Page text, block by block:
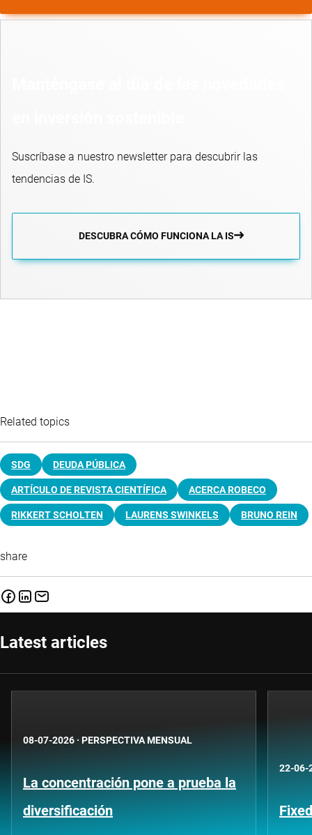
Suscríbase a nuestro newsletter para descubrir las
tendencias de IS.
DESCUBRA CÓMO FUNCIONA LA IS
Related topics
SDG DEUDA PÚBLICA
ARTÍCULO DE REVISTA CIENTÍFICA ACERCA ROBECO
RIKKERT SCHOLTEN LAURENS SWINKELS BRUNO REIN
share
Latest articles
08-07-2026 · PERSPECTIVA MENSUAL
La concentración pone a prueba la
diversificación
22-06-